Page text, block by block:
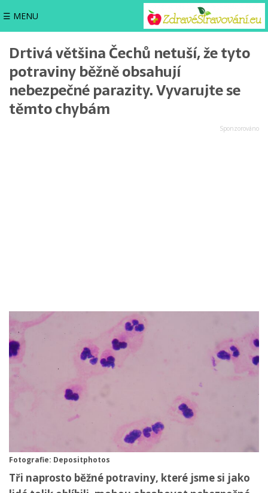
☰ MENU
Drtivá většina Čechů netuší, že tyto
potraviny běžně obsahují
nebezpečné parazity. Vyvarujte se
těmto chybám
Fotografie: Depositphotos
Tři naprosto běžné potraviny, které jsme si jako